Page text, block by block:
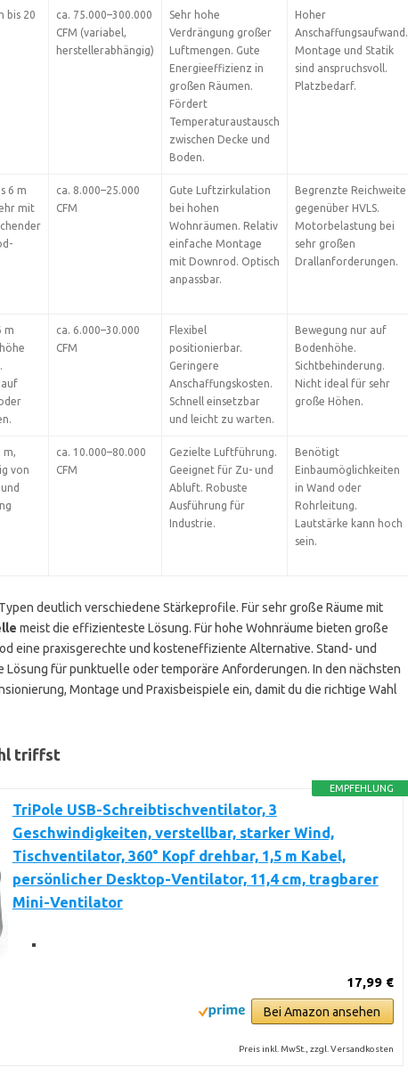
bis 20
ca. 75.000–300.000
CFM (variabel,
herstellerabhängig)
Sehr hohe
Verdrängung großer
Luftmengen. Gute
Energieeffizienz in
großen Räumen.
Fördert
Temperaturaustausch
zwischen Decke und
Boden.
Hoher
Anschaffungsaufwand.
Montage und Statik
sind anspruchsvoll.
Platzbedarf.
6 m
mit
ca. 8.000–25.000
CFM
Gute Luftzirkulation
bei hohen
Wohnräumen. Relativ
einfache Montage
mit Downrod. Optisch
anpassbar.
Begrenzte Reichweite
gegenüber HVLS.
Motorbelastung bei
sehr großen
Drallanforderungen.
m
auf
ca. 6.000–30.000
CFM
Flexibel
positionierbar.
Geringere
Anschaffungskosten.
Schnell einsetzbar
und leicht zu warten.
Bewegung nur auf
Bodenhöhe.
Sichtbehinderung.
Nicht ideal für sehr
große Höhen.
m,
von
ca. 10.000–80.000
CFM
Gezielte Luftführung.
Geeignet für Zu- und
Abluft. Robuste
Ausführung für
Industrie.
Benötigt
Einbaumöglichkeiten
in Wand oder
Rohrleitung.
Lautstärke kann hoch
sein.
deutlich verschiedene Stärkeprofile. Für sehr große Räume mit
meist die effizienteste Lösung. Für hohe Wohnräume bieten große
eine praxisgerechte und kosteneffiziente Alternative. Stand- und
Lösung für punktuelle oder temporäre Anforderungen. In den nächsten
Montage und Praxisbeispiele ein, damit du die richtige Wahl
triffst
EMPFEHLUNG
TriPole USB-Schreibtischventilator, 3
Geschwindigkeiten, verstellbar, starker Wind,
Tischventilator, 360° Kopf drehbar, 1,5 m Kabel,
persönlicher Desktop-Ventilator, 11,4 cm, tragbarer
Mini-Ventilator
17,99 €
Bei Amazon ansehen
Preis inkl. MwSt., zzgl. Versandkosten